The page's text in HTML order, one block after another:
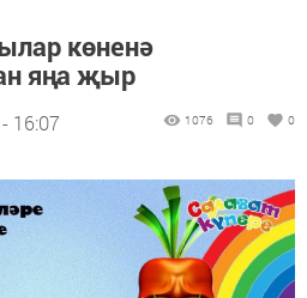
көненә
яңа җыр
16:07 1076 0 0